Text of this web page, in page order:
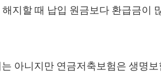
지할 때 납입 원금보다 환급금이
아니지만 연금저축보험은 생명